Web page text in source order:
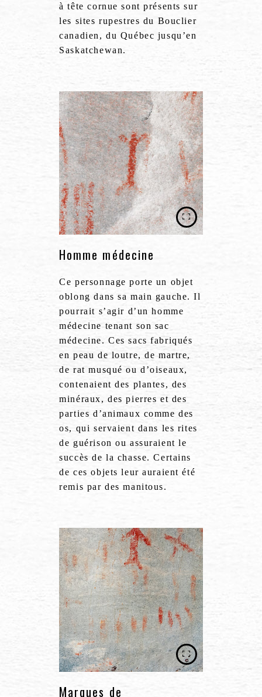
à tête cornue sont présents sur
les sites rupestres du Bouclier
canadien, du Québec jusqu’en
Saskatchewan.
Homme médecine
Ce personnage porte un objet
oblong dans sa main gauche. Il
pourrait s’agir d’un homme
médecine tenant son sac
médecine. Ces sacs fabriqués
en peau de loutre, de martre,
de rat musqué ou d’oiseaux,
contenaient des plantes, des
minéraux, des pierres et des
parties d’animaux comme des
os, qui servaient dans les rites
de guérison ou assuraient le
succès de la chasse. Certains
de ces objets leur auraient été
remis par des manitous.
Marques de